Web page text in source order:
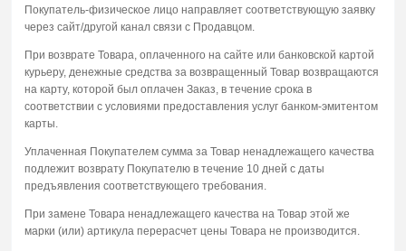
Покупатель-физическое лицо направляет соответствующую заявку
через сайт/другой канал связи с Продавцом.
При возврате Товара, оплаченного на сайте или банковской картой
курьеру, денежные средства за возвращенный Товар возвращаются
на карту, которой был оплачен Заказ, в течение срока в
соответствии с условиями предоставления услуг банком-эмитентом
карты.
Уплаченная Покупателем сумма за Товар ненадлежащего качества
подлежит возврату Покупателю в течение 10 дней с даты
предъявления соответствующего требования.
При замене Товара ненадлежащего качества на Товар этой же
марки (или) артикула перерасчет цены Товара не производится.